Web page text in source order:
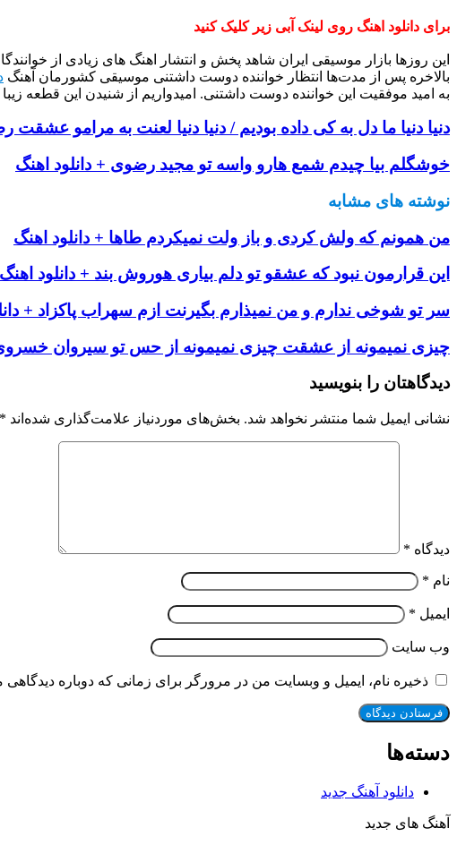
برای دانلود اهنگ روی لینک آبی زیر کلیک کنید
این روزها بازار موسیقی ایران شاهد پخش و انتشار اهنگ های زیادی از
بالاخره پس از مدت‌ها انتظار خواننده دوست داشتنی موسیقی کشورمان آهنگ
به امید موفقیت این خواننده دوست داشتنی. امیدواریم از شنیدن این قطعه
دنیا دنیا ما دل به کی داده بودیم / دنیا دنیا لعنت به مرامو عشقت
خوشگلم بیا چیدم شمع هارو واسه تو مجید رضوی + دانلود اهنگ
نوشته های مشابه
من همونم كه ولش كردى و باز ولت نميكردم طاها + دانلود اهنگ
این قرارمون نبود که عشقو تو دلم بیاری هوروش بند + دانلود اهنگ
سر تو شوخی ندارم و من نمیذارم بگیرنت ازم سهراب پاکزاد +
چیزی نمیمونه از عشقت چیزی نمیمونه از حس تو سیروان خسروی
دیدگاهتان را بنویسید
نشانی ایمیل شما منتشر نخواهد شد. بخش‌های موردنیاز علامت‌گذاری شده‌اند *
دیدگاه *
نام *
ایمیل *
وب‌ سایت
ذخیره نام، ایمیل و وبسایت من در مرورگر برای زمانی که دوباره
دسته‌ها
دانلود آهنگ جدید
آهنگ های جدید